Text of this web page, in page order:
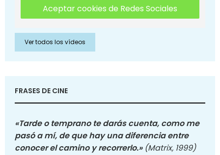
Aceptar cookies de Redes Sociales
Ver todos los vídeos
FRASES DE CINE
«Tarde o temprano te darás cuenta, como me
pasó a mí, de que hay una diferencia entre
conocer el camino y recorrerlo.» (Matrix, 1999)